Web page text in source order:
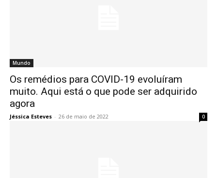
Mundo
Os remédios para COVID-19 evoluíram
muito. Aqui está o que pode ser adquirido
agora
Jéssica Esteves - 26 de maio de 2022 0